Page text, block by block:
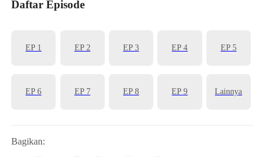
dengan sahabatnya sendiri. Setelah mengetahui kebenaran itu, Hana
Daftar Episode
EP 1 EP 2 EP 3 EP 4 EP 5
EP 6 EP 7 EP 8 EP 9 Lainnya
Bagikan: